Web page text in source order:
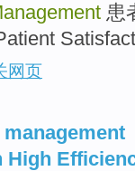
患
网页
High